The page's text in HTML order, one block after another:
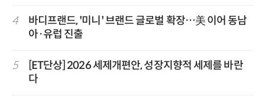
4
바디프랜드, '미니' 브랜드 글로벌 확장…美 이어 동남
아·유럽 진출
5
[ET단상] 2026 세제개편안, 성장지향적 세제를 바란
다